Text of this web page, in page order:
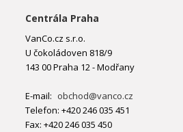
Centrála Praha
VanCo.cz s.r.o.
U čokoládoven 818/9
143 00 Praha 12 - Modřany
E-mail: obchod@vanco.cz
Telefon: +420 246 035 451
Fax: +420 246 035 450